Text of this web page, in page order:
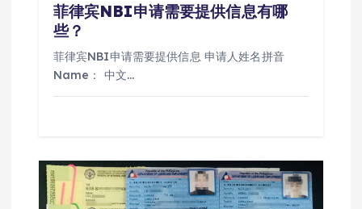
菲律宾NBI申请需要提供信息有哪
些？
菲律宾NBI申请需要提供信息 申请人姓名拼音
Name： 中文…